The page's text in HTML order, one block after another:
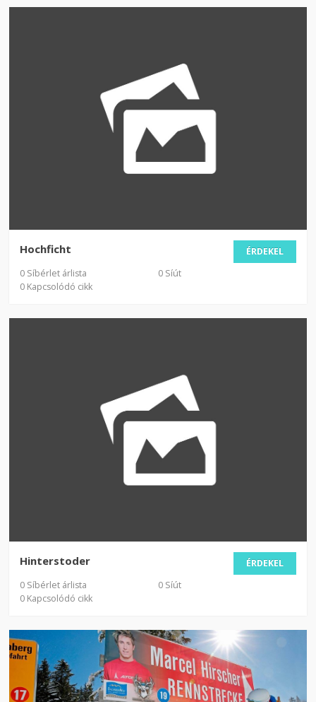
ÉRDEKEL
Hochficht
0 Síbérlet árlista
0 Síút
0 Kapcsolódó cikk
ÉRDEKEL
Hinterstoder
0 Síbérlet árlista
0 Síút
0 Kapcsolódó cikk